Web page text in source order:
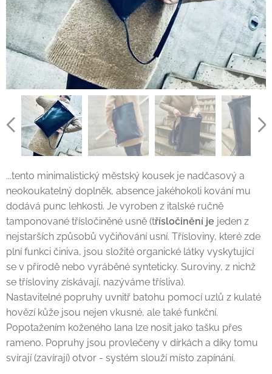
...tento minimalistický městský kousek je nadčasový a
neokoukatelný doplněk, absence jakéhokoli kování mu
dodává punc lehkosti. Je vyroben z italské ručně
tamponované třísločiněné usně (třísločinění je jeden z
nejstarších způsobů vyčiňování usní. Třísloviny, které zde
plní funkci činiva, jsou složité organické látky vyskytující
se v přírodě nebo vyráběné synteticky. Suroviny, z nichž
se třísloviny získávají, nazýváme třísliva).
Nastavitelné popruhy uvnitř batohu pomocí uzlů z kulaté
hovězí kůže jsou nejen vkusné, ale také funkční.
Popotažením koženého lana lze nosit jako tašku přes
rameno. Popruhy jsou provlečeny v dírkách a díky tomu
svírají (zavírají) otvor - systém slouží místo zapínání.